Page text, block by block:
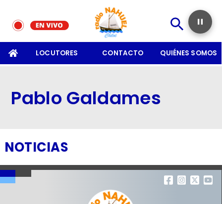
LOCUTORES CONTACTO QUIÉNES SOMOS
Pablo Galdames
NOTICIAS